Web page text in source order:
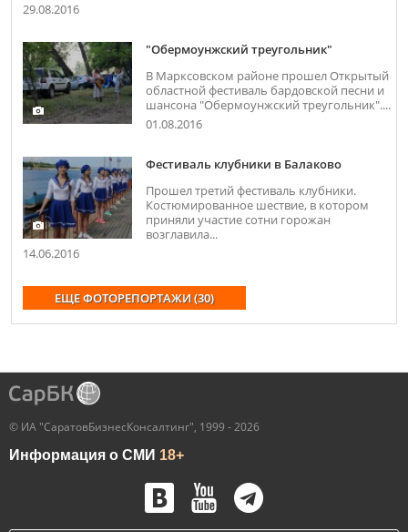
29.08.2016
"Обермоунжский треугольник"
В Марксовском районе прошел Открытый
областной фестиваль бардовской песни и
шансона "Обермоунжский треугольник"....
01.08.2016
Фестиваль клубники в Балаково
Прошел третий фестиваль клубники.
Костюмированное шествие, в котором
приняли участие сотни горожан
возглавила...
14.06.2016
ЕЩЕ ФОТОРЕПОРТАЖИ (30)
© ИА "СаратовБизнесКонсалтинг", 1999 - 2026
Информация о СМИ 18+